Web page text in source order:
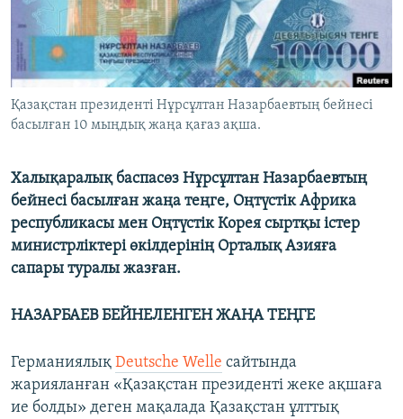
Басқа тілдерде
Қазақстан президенті Нұрсұлтан Назарбаевтың бейнесі
басылған 10 мыңдық жаңа қағаз ақша.
Халықаралық баспасөз Нұрсұлтан Назарбаевтың
бейнесі басылған жаңа теңге, Оңтүстік Африка
республикасы мен Оңтүстік Корея сыртқы істер
министрліктері өкілдерінің Орталық Азияға
сапары туралы жазған.
НАЗАРБАЕВ БЕЙНЕЛЕНГЕН ЖАҢА ТЕҢГЕ
Германиялық Deutsche Welle сайтында
жарияланған «Қазақстан президенті жеке ақшаға
ие болды» деген мақалада Қазақстан ұлттық